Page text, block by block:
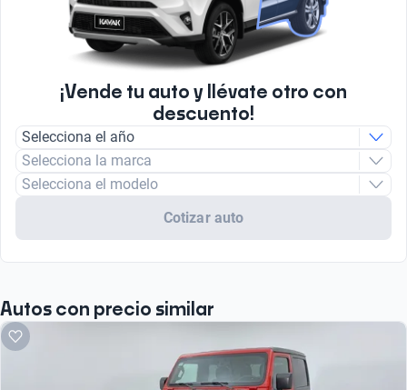
¡Vende tu auto y llévate otro con
descuento!
Selecciona el año
Selecciona la marca
Selecciona el modelo
Cotizar auto
Autos con precio similar